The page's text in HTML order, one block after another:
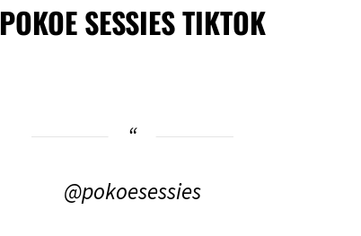
POKOE SESSIES TIKTOK
@pokoesessies